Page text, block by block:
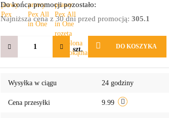
Do końca promocji pozostało:
Najniższa cena z 30 dni przed promocją:305.1
szt. DO KOSZYKA
Wysyłka w ciągu 24 godziny
Cena przesyłki 9.99